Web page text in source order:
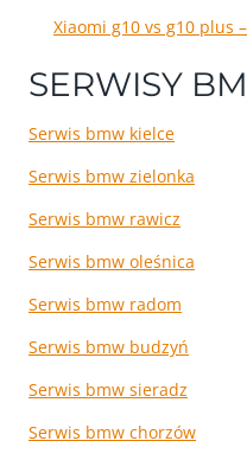
Xiaomi g10 vs g10 plus
SERWISY
Serwis bmw kielce
Serwis bmw zielonka
Serwis bmw rawicz
Serwis bmw oleśnica
Serwis bmw radom
Serwis bmw budzyń
Serwis bmw sieradz
Serwis bmw chorzów